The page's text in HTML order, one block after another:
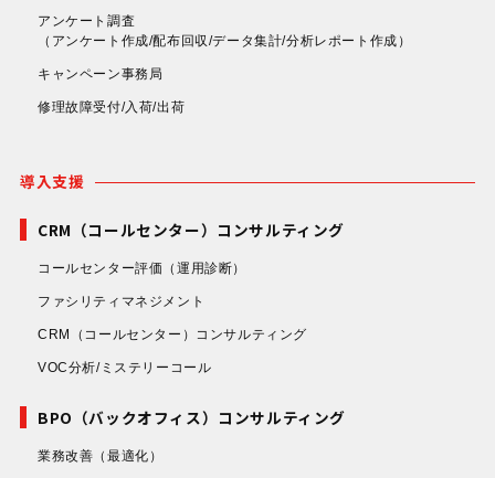
アンケート調査
（アンケート作成/配布回収/データ集計/分析レポート作成）
キャンペーン事務局
修理故障受付/入荷/出荷
導入支援
CRM（コールセンター）コンサルティング
コールセンター評価 （運用診断）
ファシリティマネジメント
CRM（コールセンター）コンサルティング
VOC分析/ミステリーコール
BPO（バックオフィス）コンサルティング
業務改善 （最適化）